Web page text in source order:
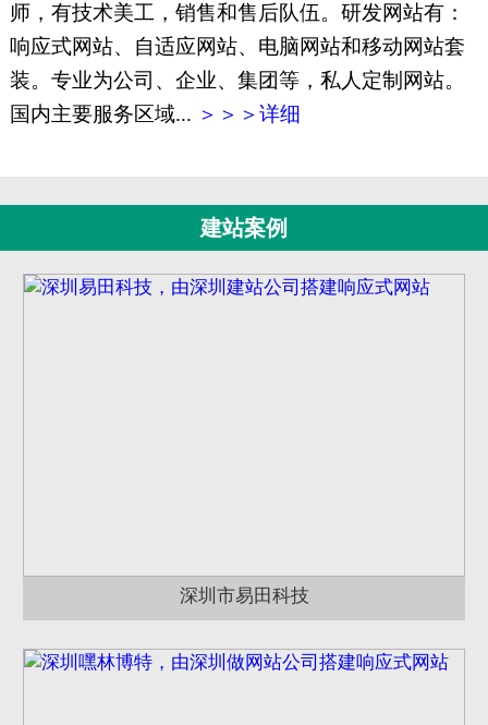
师，有技术美工，销售和售后队伍。研发网站有：
响应式网站、自适应网站、电脑网站和移动网站套
装。专业为公司、企业、集团等，私人定制网站。
国内主要服务区域... ＞＞＞详细
建站案例
深圳市易田科技